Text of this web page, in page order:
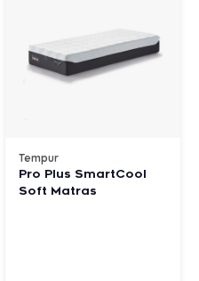
Tempur
Pro Plus SmartCool
Soft Matras